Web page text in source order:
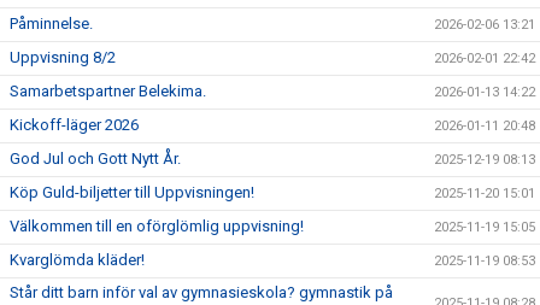
Påminnelse. 2026-02-06 13:21
Uppvisning 8/2 2026-02-01 22:42
Samarbetspartner Belekima. 2026-01-13 14:22
Kickoff-läger 2026 2026-01-11 20:48
God Jul och Gott Nytt År. 2025-12-19 08:13
Köp Guld-biljetter till Uppvisningen! 2025-11-20 15:01
Välkommen till en oförglömlig uppvisning! 2025-11-19 15:05
Kvarglömda kläder! 2025-11-19 08:53
Står ditt barn inför val av gymnasieskola? gymnastik på